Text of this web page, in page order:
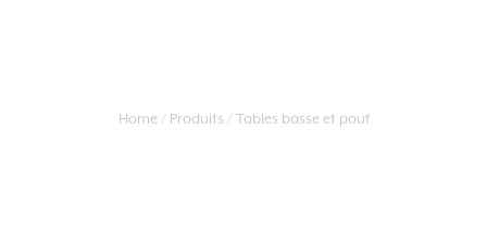
Home Produits Tables basse et pouf